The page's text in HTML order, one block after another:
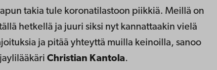
takia tule koronatilastoon piikkiä. Meillä on
hetkellä ja juuri siksi nyt kannattaakin vielä
ja pitää yhteyttä muilla keinoilla, sanoo
Christian Kantola.